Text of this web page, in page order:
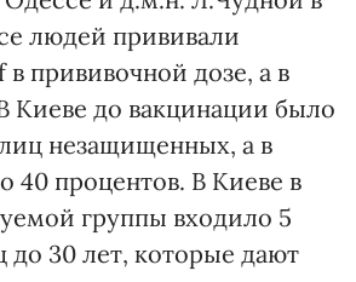
людей прививали
в прививочной дозе, а в
Киеве до вакцинации было
незащищенных, а в
40 процентов. В Киеве в
группы входило 5
до 30 лет, которые дают